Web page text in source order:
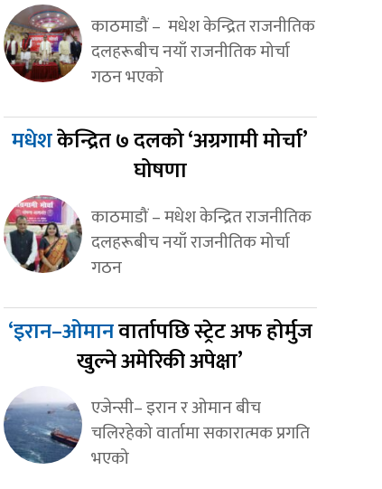
काठमाडौं – मधेश केन्द्रित राजनीतिक
दलहरूबीच नयाँ राजनीतिक मोर्चा
गठन भएको
मधेशकेन्द्रित ७ दलको ‘अग्रगामी मोर्चा’
घोषणा
काठमाडौं – मधेश केन्द्रित राजनीतिक
दलहरूबीच नयाँ राजनीतिक मोर्चा
गठन
‘इरान–ओमानवार्तापछि स्ट्रेट अफ होर्मुज
खुल्ने अमेरिकी अपेक्षा’
एजेन्सी– इरान र ओमान बीच
चलिरहेको वार्तामा सकारात्मक प्रगति
भएको